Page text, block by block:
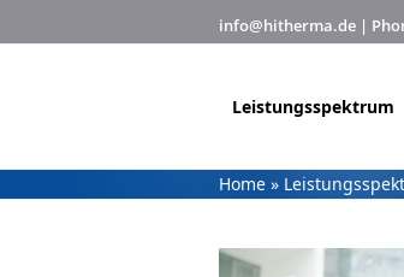
to
info@hitherma.de |
Leistungsspektrum
Home »